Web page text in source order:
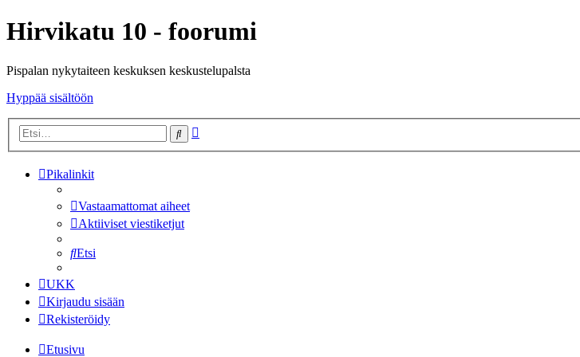
Hirvikatu 10 - foorumi
Pispalan nykytaiteen keskuksen keskustelupalsta
Hyppää sisältöön
Etsi
Pikalinkit
Vastaamattomat aiheet
Aktiiviset viestiketjut
Etsi
UKK
Kirjaudu sisään
Rekisteröidy
Etusivu